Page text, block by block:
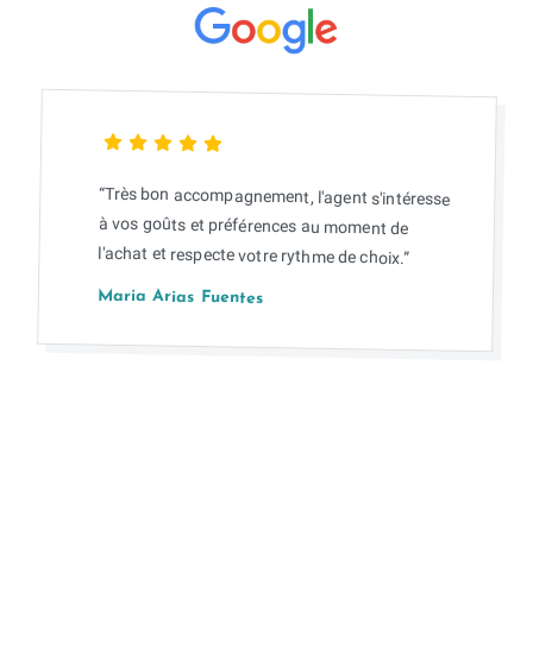
“Très bon accompagnement, l'agent s'intéresse
à vos goûts et préférences au moment de
l'achat et respecte votre rythme de choix.”
Maria Arias Fuentes